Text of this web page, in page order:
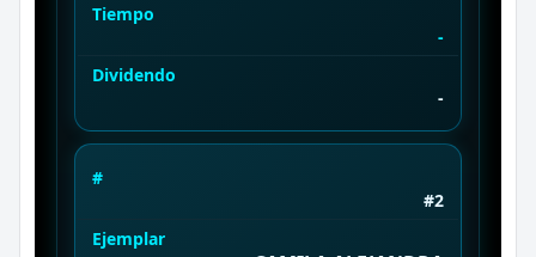
Tiempo
-
Dividendo
-
#
#2
Ejemplar